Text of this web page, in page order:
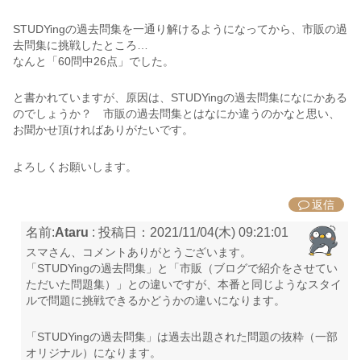
STUDYingの過去問集を一通り解けるようになってから、市販の過
去問集に挑戦したところ…
なんと「60問中26点」でした。
と書かれていますが、原因は、STUDYingの過去問集になにかある
のでしょうか？ 市販の過去問集とはなにか違うのかなと思い、
お聞かせ頂ければありがたいです。
よろしくお願いします。
返信
名前:Ataru : 投稿日：2021/11/04(木) 09:21:01
スマさん、コメントありがとうございます。
「STUDYingの過去問集」と「市販（ブログで紹介をさせてい
ただいた問題集）」との違いですが、本番と同じようなスタイ
ルで問題に挑戦できるかどうかの違いになります。
「STUDYingの過去問集」は過去出題された問題の抜粋（一部
オリジナル）になります。